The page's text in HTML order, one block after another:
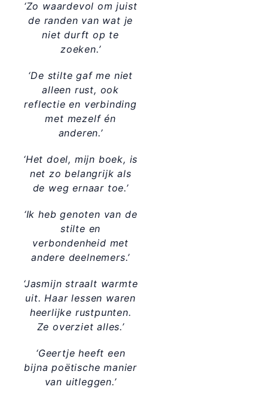
‘Zo waardevol om juist
de randen van wat je
niet durft op te
zoeken.’
‘De stilte gaf me niet
alleen rust, ook
reflectie en verbinding
met mezelfén
anderen.’
‘Het doel, mijn boek, is
net zo belangrijk als
de weg ernaar toe.’
‘Ik heb genoten van de
stilte en
verbondenheid met
andere deelnemers.’
‘Jasmijn straalt warmte
uit. Haar lessen waren
heerlijke rustpunten.
Ze overziet alles.’
‘Geertje heeft een
bijna poëtische manier
van uitleggen.’